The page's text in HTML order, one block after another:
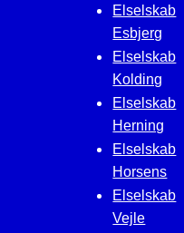
Elselskab
Esbjerg
Elselskab
Kolding
Elselskab
Herning
Elselskab
Horsens
Elselskab
Vejle